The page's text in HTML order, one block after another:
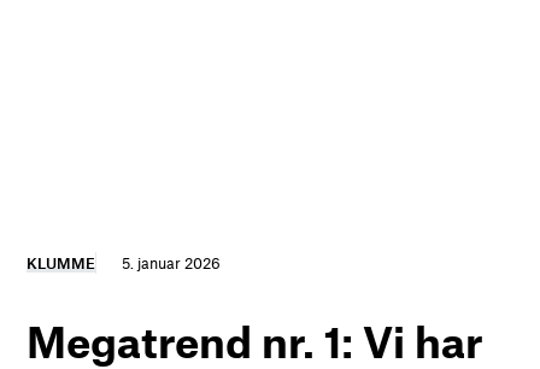
KLUMME 5. januar 2026
Megatrend nr. 1: Vi har